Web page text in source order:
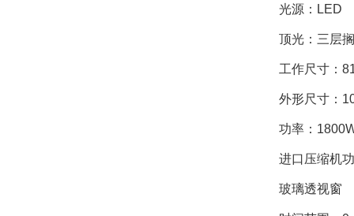
光源： LED
顶光：三层
工作尺寸：
外形尺寸：
功率：
进口压缩机
玻璃透视窗